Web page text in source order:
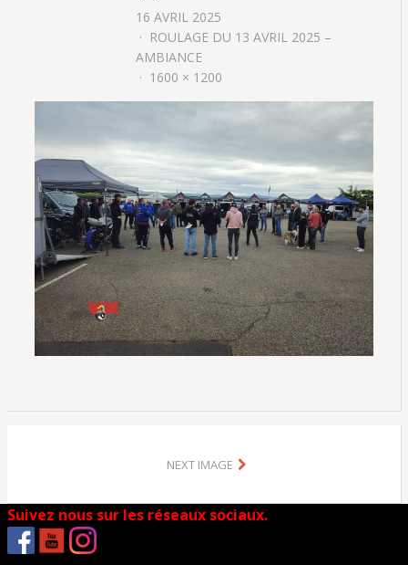
16 AVRIL 2025
ROULAGE DU 13 AVRIL 2025 –
AMBIANCE
1600 × 1200
NEXT IMAGE
Suivez nous sur les réseaux sociaux.